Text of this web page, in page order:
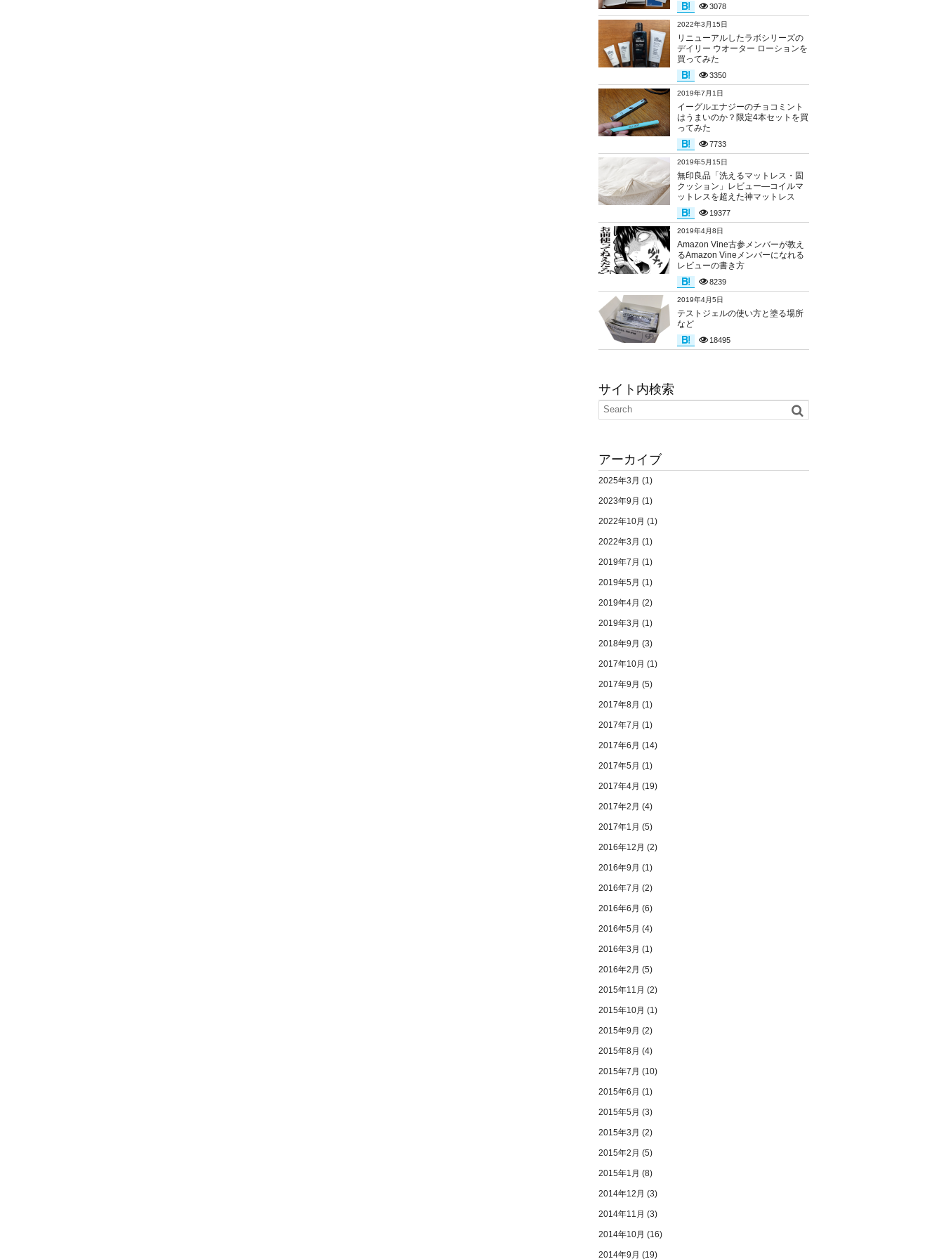
3078
2022年3月15日
リニューアルしたラボシリーズの
デイリー ウオーター ローションを
買ってみた
3350
2019年7月1日
イーグルエナジーのチョコミント
はうまいのか？限定4本セットを買
ってみた
7733
2019年5月15日
無印良品「洗えるマットレス・固
クッション」レビュー―コイルマ
ットレスを超えた神マットレス
19377
2019年4月8日
Amazon Vine古参メンバーが教え
るAmazon Vineメンバーになれる
レビューの書き方
8239
2019年4月5日
テストジェルの使い方と塗る場所
など
18495
サイト内検索
アーカイブ
2025年3月 (1)
2023年9月 (1)
2022年10月 (1)
2022年3月 (1)
2019年7月 (1)
2019年5月 (1)
2019年4月 (2)
2019年3月 (1)
2018年9月 (3)
2017年10月 (1)
2017年9月 (5)
2017年8月 (1)
2017年7月 (1)
2017年6月 (14)
2017年5月 (1)
2017年4月 (19)
2017年2月 (4)
2017年1月 (5)
2016年12月 (2)
2016年9月 (1)
2016年7月 (2)
2016年6月 (6)
2016年5月 (4)
2016年3月 (1)
2016年2月 (5)
2015年11月 (2)
2015年10月 (1)
2015年9月 (2)
2015年8月 (4)
2015年7月 (10)
2015年6月 (1)
2015年5月 (3)
2015年3月 (2)
2015年2月 (5)
2015年1月 (8)
2014年12月 (3)
2014年11月 (3)
2014年10月 (16)
2014年9月 (19)